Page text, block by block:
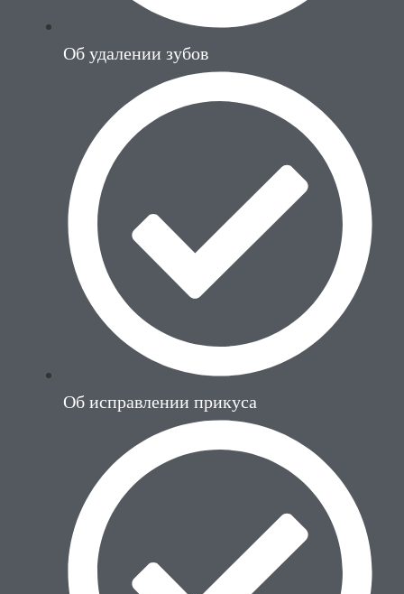
Об удалении зубов
Об исправлении прикуса